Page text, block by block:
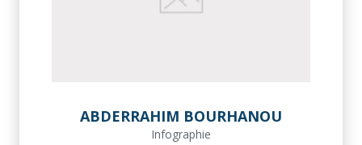
ABDERRAHIM BOURHANOU
Infographie